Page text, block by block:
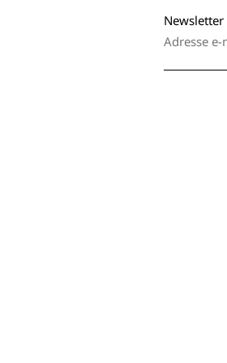
Newsletter